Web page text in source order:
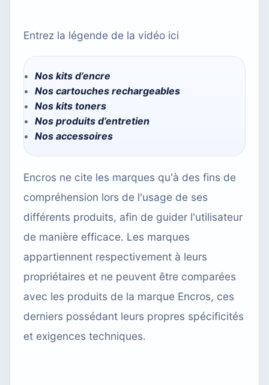
Entrez la légende de la vidéo ici
Nos kits d’encre
Nos cartouches rechargeables
Nos kits toners
Nos produits d’entretien
Nos accessoires
Encros ne cite les marques qu'à des fins de
compréhension lors de l'usage de ses
différents produits, afin de guider l'utilisateur
de manière efficace. Les marques
appartiennent respectivement à leurs
propriétaires et ne peuvent être comparées
avec les produits de la marque Encros, ces
derniers possédant leurs propres spécificités
et exigences techniques.